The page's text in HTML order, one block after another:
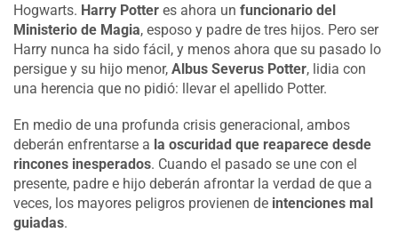
Hogwarts. Harry Potter es ahora un funcionario del
Ministerio de Magia, esposo y padre de tres hijos. Pero ser
Harry nunca ha sido fácil, y menos ahora que su pasado lo
persigue y su hijo menor, Albus Severus Potter, lidia con
una herencia que no pidió: llevar el apellido Potter.
En medio de una profunda crisis generacional, ambos
deberán enfrentarse a la oscuridad que reaparece desde
rincones inesperados. Cuando el pasado se une con el
presente, padre e hijo deberán afrontar la verdad de que a
veces, los mayores peligros provienen de intenciones mal
guiadas.